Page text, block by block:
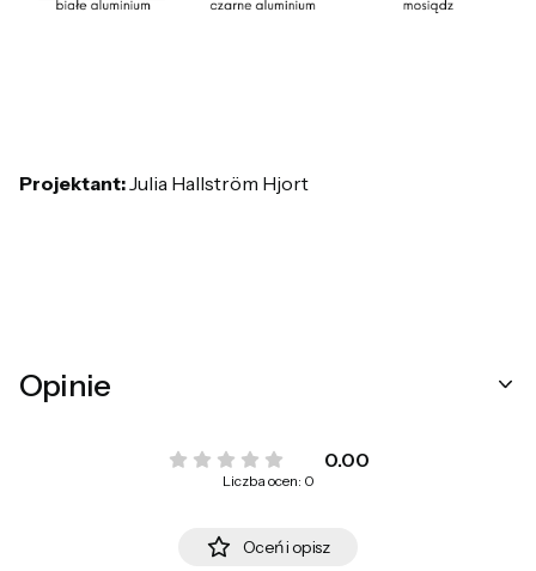
Projektant:Julia Hallström Hjort
Opinie
0.00
Liczba ocen: 0
Oceń i opisz